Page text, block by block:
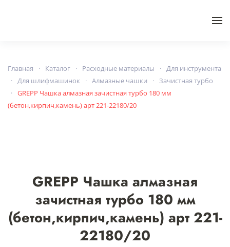
Главная Каталог Расходные материалы
Для инструмента
Для шлифмашинок
Алмазные чашки
Зачистная турбо
GREPP Чашка алмазная зачистная турбо 180 мм
(бетон,кирпич,камень) арт 221-22180/20
GREPP Чашка алмазная
зачистная турбо 180 мм
(бетон,кирпич,камень) арт 221-
22180/20